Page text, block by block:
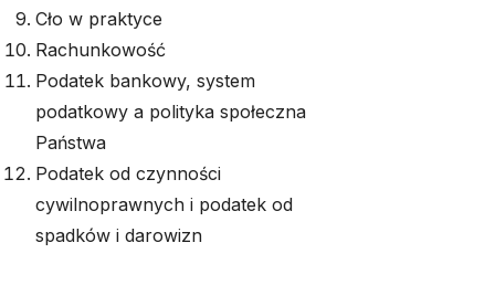
Cło w praktyce
Rachunkowość
Podatek bankowy, system
podatkowy a polityka społeczna
Państwa
Podatek od czynności
cywilnoprawnych i podatek od
spadków i darowizn